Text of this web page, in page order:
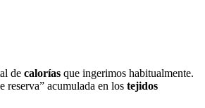
de calorías que ingerimos habitualmente.
reserva” acumulada en los tejidos